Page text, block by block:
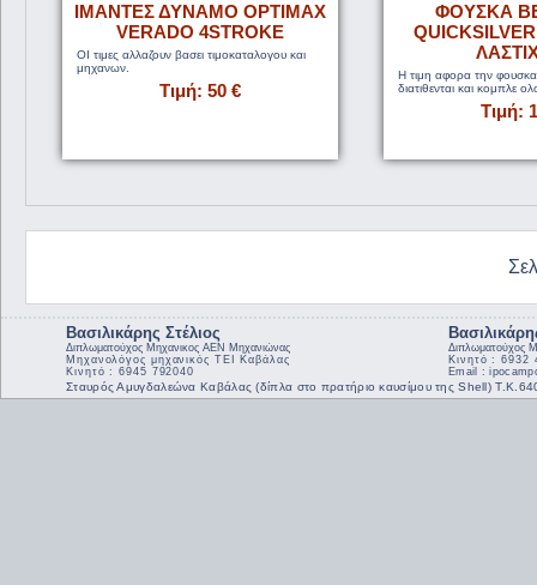
ΙΜΑΝΤΕΣ ΔΥΝΑΜΟ OPTIMAX
VERADO 4STROKE
ΟΙ τιμες αλλαζουν βασει τιμοκαταλογου και
μηχανων.
Τιμή: 50 €
ΦΟΥΣΚΑ
Η τιμη αφορα την φουσκα
διατιθενται και κομπλε
Τιμή:
Βασιλικάρης Στέλιος
Διπλωματούχος Μηχανικος ΑΕΝ Μηχανιώνας
Μηχανολόγος μηχανικός ΤΕΙ Καβάλας
Κινητό : 6945 792040
Διπλωματούχος
Κινητό : 6932
Email :
Σταυρός Αμυγδαλεώνα Καβάλας (δίπλα στο πρατήριο καυσίμου της Shell)